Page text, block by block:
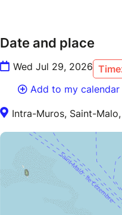
Date and place
Wed Jul 29, 2026
Add to my calendar
Intra-Muros, Saint-